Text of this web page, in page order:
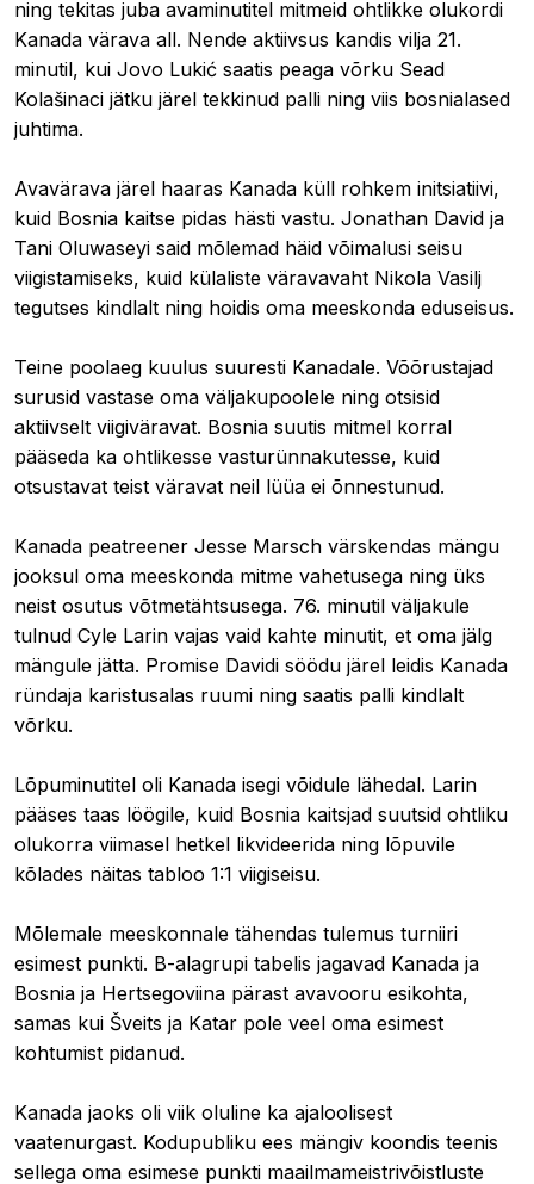
ning tekitas juba avaminutitel mitmeid ohtlikke olukordi
Kanada värava all. Nende aktiivsus kandis vilja 21.
minutil, kui Jovo Lukić saatis peaga võrku Sead
Kolašinaci jätku järel tekkinud palli ning viis bosnialased
juhtima.
Avavärava järel haaras Kanada küll rohkem initsiatiivi,
kuid Bosnia kaitse pidas hästi vastu. Jonathan David ja
Tani Oluwaseyi said mõlemad häid võimalusi seisu
viigistamiseks, kuid külaliste väravavaht Nikola Vasilj
tegutses kindlalt ning hoidis oma meeskonda eduseisus.
Teine poolaeg kuulus suuresti Kanadale. Võõrustajad
surusid vastase oma väljakupoolele ning otsisid
aktiivselt viigiväravat. Bosnia suutis mitmel korral
pääseda ka ohtlikesse vasturünnakutesse, kuid
otsustavat teist väravat neil lüüa ei õnnestunud.
Kanada peatreener Jesse Marsch värskendas mängu
jooksul oma meeskonda mitme vahetusega ning üks
neist osutus võtmetähtsusega. 76. minutil väljakule
tulnud Cyle Larin vajas vaid kahte minutit, et oma jälg
mängule jätta. Promise Davidi söödu järel leidis Kanada
ründaja karistusalas ruumi ning saatis palli kindlalt
võrku.
Lõpuminutitel oli Kanada isegi võidule lähedal. Larin
pääses taas löögile, kuid Bosnia kaitsjad suutsid ohtliku
olukorra viimasel hetkel likvideerida ning lõpuvile
kõlades näitas tabloo 1:1 viigiseisu.
Mõlemale meeskonnale tähendas tulemus turniiri
esimest punkti. B-alagrupi tabelis jagavad Kanada ja
Bosnia ja Hertsegoviina pärast avavooru esikohta,
samas kui Šveits ja Katar pole veel oma esimest
kohtumist pidanud.
Kanada jaoks oli viik oluline ka ajaloolisest
vaatenurgast. Kodupubliku ees mängiv koondis teenis
sellega oma esimese punkti maailmameistrivõistluste